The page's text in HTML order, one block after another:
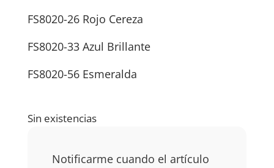
FS8020-26 Rojo Cereza
FS8020-33 Azul Brillante
FS8020-56 Esmeralda
Sin existencias
Notificarme cuando el artículo